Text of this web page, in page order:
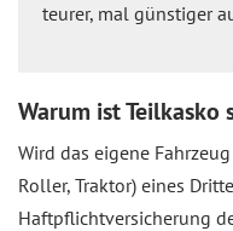
teurer, mal günstiger
Warum ist Teilkasko
Wird das eigene
Roller, Traktor) eines
Haftpflichtversicherung